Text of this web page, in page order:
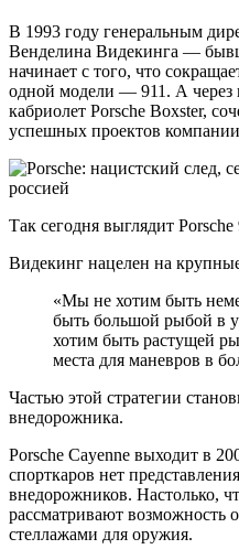
В 1993 году генеральным
Венделина Видекинга —
начинает с того, что
одной модели — 911. А через
кабриолет Porsche Boxster,
успешных проектов
Так сегодня выглядит Porsche
Видекинг нацелен на
«Мы не хотим быть
быть большой рыбой в
хотим быть растущей
места для маневров в
Частью этой стратегии
внедорожника.
Porsche Cayenne выходит в
спорткаров нет
внедорожников. Настолько,
рассматривают возможность
стеллажами для оружия.